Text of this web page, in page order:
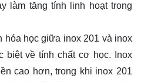
làm tăng tính linh hoạt trong
hóa học giữa inox 201 và inox
biệt về tính chất cơ học. Inox
cao hơn, trong khi inox 201